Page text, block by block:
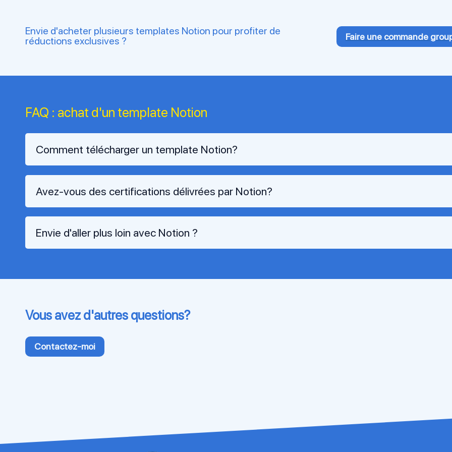
Envie d'acheter plusieurs templates Notion pour profiter de
réductions exclusives ?
Faire une commande
FAQ : achat d'un template Notion
Comment télécharger un template Notion?
Avez-vous des certifications délivrées par Notion?
Envie d'aller plus loin avec Notion ?
Vous avez d'autres questions?
Contactez-moi